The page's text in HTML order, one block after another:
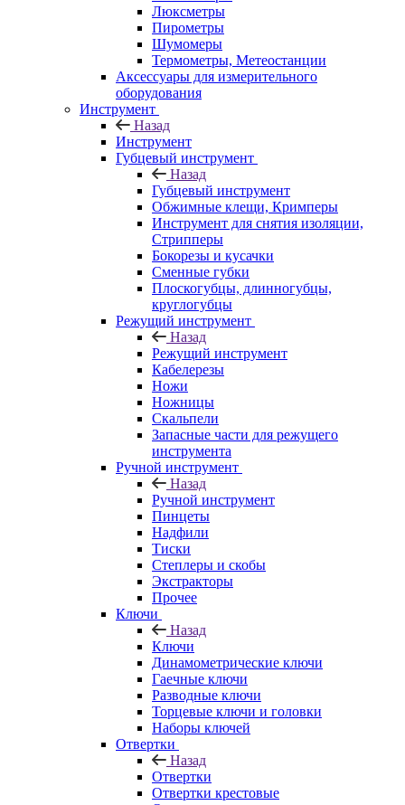
Люксметры
Пирометры
Шумомеры
Термометры, Метеостанции
Аксессуары для измерительного
оборудования
Инструмент
Назад
Инструмент
Губцевый инструмент
Назад
Губцевый инструмент
Обжимные клещи, Кримперы
Инструмент для снятия изоляции,
Стрипперы
Бокорезы и кусачки
Сменные губки
Плоскогубцы, длинногубцы,
круглогубцы
Режущий инструмент
Назад
Режущий инструмент
Кабелерезы
Ножи
Ножницы
Скальпели
Запасные части для режущего
инструмента
Ручной инструмент
Назад
Ручной инструмент
Пинцеты
Надфили
Тиски
Степлеры и скобы
Экстракторы
Прочее
Ключи
Назад
Ключи
Динамометрические ключи
Гаечные ключи
Разводные ключи
Торцевые ключи и головки
Наборы ключей
Отвертки
Назад
Отвертки
Отвертки крестовые